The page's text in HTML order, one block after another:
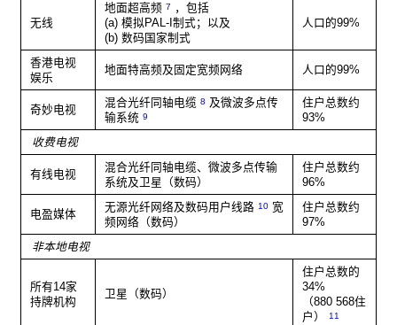
无线
地面超高频 7
，包括
(a) 模拟PAL-I制式；以及
(b) 数码国家制式
人口的99%
香港电视
娱乐
地面特高频及固定宽频网络 人口的99%
奇妙电视
混合光纤同轴电缆 8 及微波多点传
输系统 9
住户总数约
93%
收费电视
有线电视
混合光纤同轴电缆、微波多点传输
系统及卫星（数码）
住户总数约
96%
电盈媒体
无源光纤网络及数码用户线路 10 宽
频网络（数码）
住户总数约
97%
非本地电视
所有14家
持牌机构
卫星（数码）
住户总数的
34%
（880 568住
户）
11